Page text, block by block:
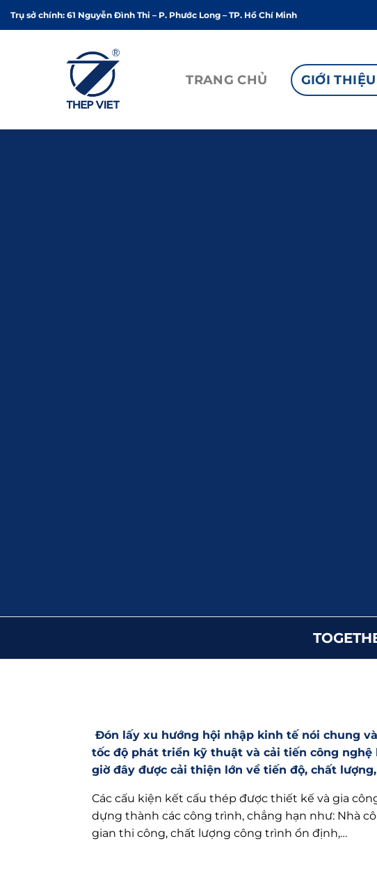
Chuyển
Trụ sở chính: 61 Nguyễn Đình Thi – P. Phước Long – TP. Hồ Chí Minh
TRANG CHỦ GIỚI THIỆU
Đón lấy xu hướng hội nhập kinh tế nói chung
tốc độ phát triển kỹ thuật và cải tiến công
giờ đây được cải thiện lớn về tiến độ, chất
Các cấu kiện kết cấu thép được thiết kế và gia
dựng thành các công trình, chẳng hạn như: Nhà
gian thi công, chất lượng công trình ổn định,…